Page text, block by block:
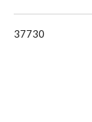
37730